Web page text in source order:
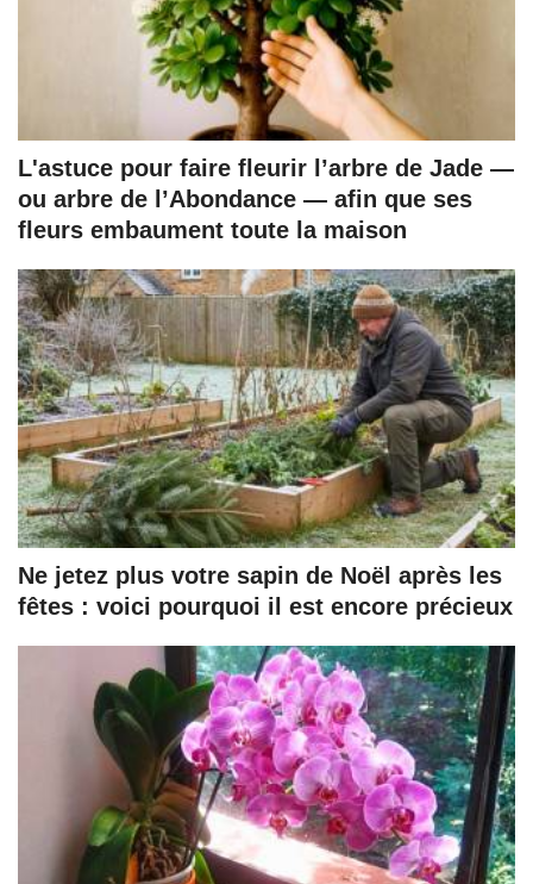
L'astuce pour faire fleurir l’arbre de Jade —
ou arbre de l’Abondance — afin que ses
fleurs embaument toute la maison
Ne jetez plus votre sapin de Noël après les
fêtes : voici pourquoi il est encore précieux